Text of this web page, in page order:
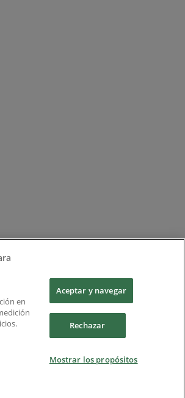
en
Aceptar y navegar
Rechazar
Mostrar los propósitos